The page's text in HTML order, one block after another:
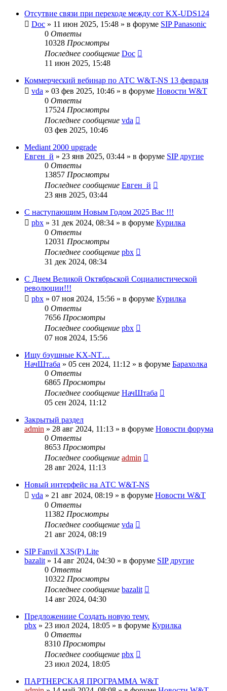
Отсутвие связи при переходе между сот KX-UDS124
Doc » 11 июн 2025, 15:48 » в форуме SIP Panasonic
0 Ответы
10328 Просмотры
Последнее сообщение Doc
11 июн 2025, 15:48
Коммерческий вебинар по АТС W&T-NS 13 февраля
vda » 03 фев 2025, 10:46 » в форуме Новости W&T
0 Ответы
17524 Просмотры
Последнее сообщение vda
03 фев 2025, 10:46
Mediant 2000 upgrade
Евген_й » 23 янв 2025, 03:44 » в форуме SIP другие
0 Ответы
13857 Просмотры
Последнее сообщение Евген_й
23 янв 2025, 03:44
С наступающим Новым Годом 2025 Вас !!!
pbx » 31 дек 2024, 08:34 » в форуме Курилка
0 Ответы
12031 Просмотры
Последнее сообщение pbx
31 дек 2024, 08:34
С Днем Великой Октябрьской Социалистической
революции!!!
pbx » 07 ноя 2024, 15:56 » в форуме Курилка
0 Ответы
7656 Просмотры
Последнее сообщение pbx
07 ноя 2024, 15:56
Ищу бэушные KX-NT…
НачШтаба » 05 сен 2024, 11:12 » в форуме Барахолка
0 Ответы
6865 Просмотры
Последнее сообщение НачШтаба
05 сен 2024, 11:12
Закрытый раздел
admin » 28 авг 2024, 11:13 » в форуме Новости форума
0 Ответы
8653 Просмотры
Последнее сообщение admin
28 авг 2024, 11:13
Новый интерфейс на АТС W&T-NS
vda » 21 авг 2024, 08:19 » в форуме Новости W&T
0 Ответы
11382 Просмотры
Последнее сообщение vda
21 авг 2024, 08:19
SIP Fanvil X3S(P) Lite
bazalit » 14 авг 2024, 04:30 » в форуме SIP другие
0 Ответы
10322 Просмотры
Последнее сообщение bazalit
14 авг 2024, 04:30
Предложениие Создать новую тему.
pbx » 23 июл 2024, 18:05 » в форуме Курилка
0 Ответы
8310 Просмотры
Последнее сообщение pbx
23 июл 2024, 18:05
ПАРТНЕРСКАЯ ПРОГРАММА W&T